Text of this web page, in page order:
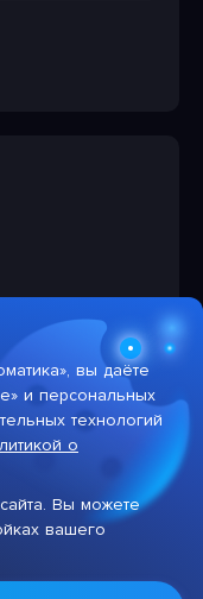
ПО
бизнеса
вы даёте
и персональных
технологий
о
Вы можете
вашего